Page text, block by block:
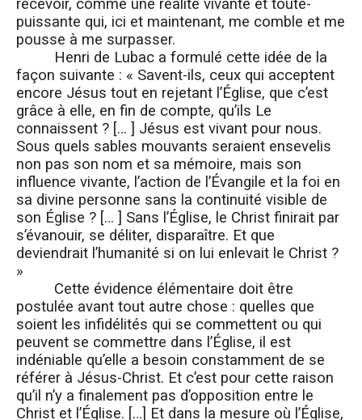
recevoir, comme une réalité vivante et toute-
puissante qui, ici et maintenant, me comble et me
pousse à me surpasser.
Henri de Lubac a formulé cette idée de la
façon suivante : « Savent-ils, ceux qui acceptent
encore Jésus tout en rejetant l’Église, que c’est
grâce à elle, en fin de compte, qu’ils Le
connaissent ? [… ] Jésus est vivant pour nous.
Sous quels sables mouvants seraient ensevelis
non pas son nom et sa mémoire, mais son
influence vivante, l’action de l’Évangile et la foi en
sa divine personne sans la continuité visible de
son Église ? [… ] Sans l’Église, le Christ finirait par
s’évanouir, se déliter, disparaître. Et que
deviendrait l’humanité si on lui enlevait le Christ ?
»
Cette évidence élémentaire doit être
postulée avant tout autre chose : quelles que
soient les infidélités qui se commettent ou qui
peuvent se commettre dans l’Église, il est
indéniable qu’elle a besoin constamment de se
référer à Jésus-Christ. Et c’est pour cette raison
qu’il n’y a finalement pas d’opposition entre le
Christ et l’Église. […] Et dans la mesure où l’Église,